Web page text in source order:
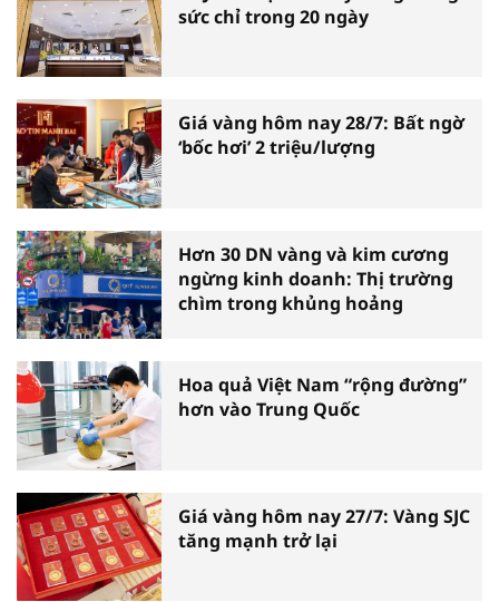
sức chỉ trong 20 ngày
Giá vàng hôm nay 28/7: Bất ngờ
‘bốc hơi’ 2 triệu/lượng
Hơn 30 DN vàng và kim cương
ngừng kinh doanh: Thị trường
chìm trong khủng hoảng
Hoa quả Việt Nam “rộng đường”
hơn vào Trung Quốc
Giá vàng hôm nay 27/7: Vàng SJC
tăng mạnh trở lại